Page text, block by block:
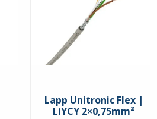
Lapp Unitronic Flex |
LiYCY 2×0,75mm²